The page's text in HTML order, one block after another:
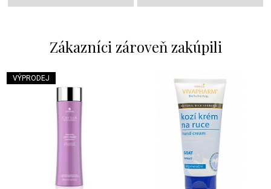
Zákazníci zároveň zakúpili
VÝPRODEJ